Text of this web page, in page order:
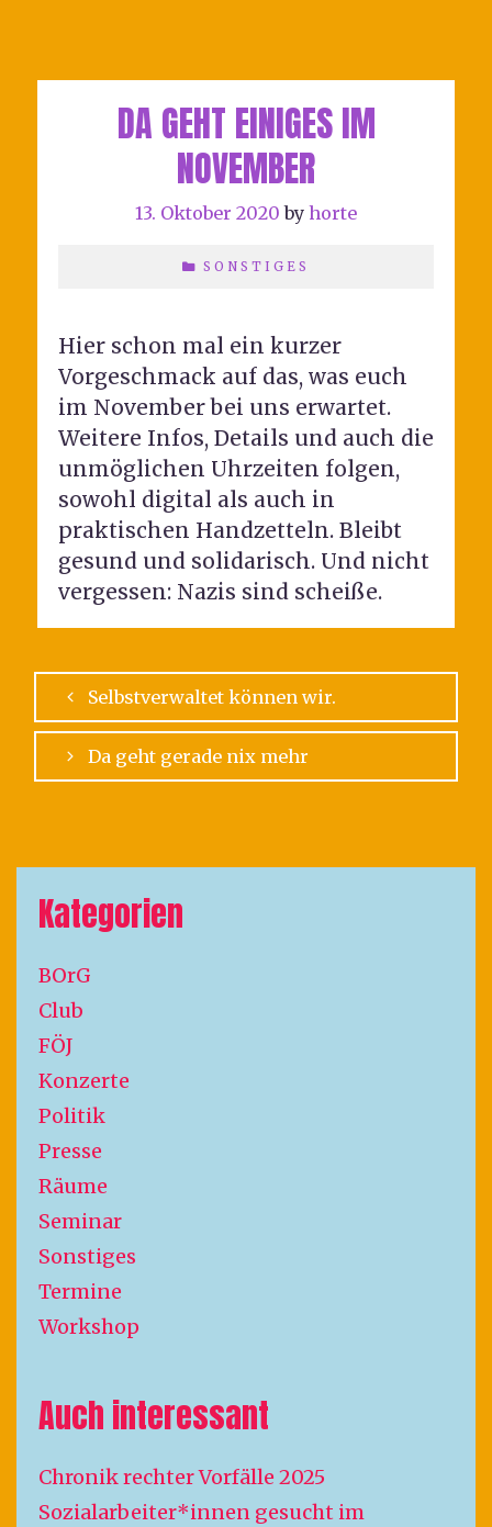
DA GEHT EINIGES IM
NOVEMBER
13. Oktober 2020 by horte
SONSTIGES
Hier schon mal ein kurzer
Vorgeschmack auf das, was euch
im November bei uns erwartet.
Weitere Infos, Details und auch die
unmöglichen Uhrzeiten folgen,
sowohl digital als auch in
praktischen Handzetteln. Bleibt
gesund und solidarisch. Und nicht
vergessen: Nazis sind scheiße.
Selbstverwaltet können wir.
Da geht gerade nix mehr
Kategorien
BOrG
Club
FÖJ
Konzerte
Politik
Presse
Räume
Seminar
Sonstiges
Termine
Workshop
Auch interessant
Chronik rechter Vorfälle 2025
Sozialarbeiter*innen gesucht im